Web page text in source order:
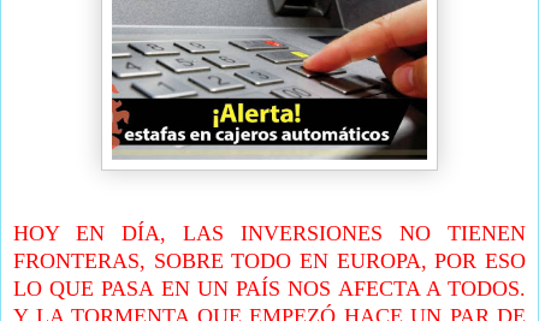
HOY EN DÍA, LAS INVERSIONES NO TIENEN
FRONTERAS, SOBRE TODO EN EUROPA, POR ESO
LO QUE PASA EN UN PAÍS NOS AFECTA A TODOS.